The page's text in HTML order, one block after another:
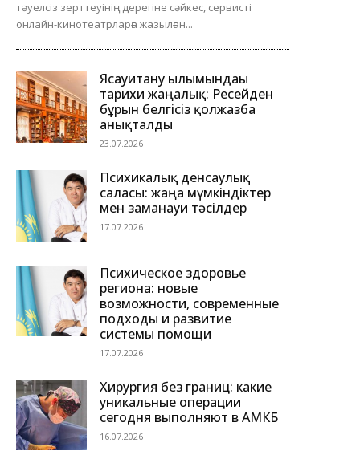
тәуелсіз зерттеуінің дерегіне сәйкес, сервисті
онлайн-кинотеатрларға жазылған...
Ясауитану ғылымындағы
тарихи жаңалық: Ресейден
бұрын белгісіз қолжазба
анықталды
23.07.2026
Психикалық денсаулық
саласы: жаңа мүмкіндіктер
мен заманауи тәсілдер
17.07.2026
Психическое здоровье
региона: новые
возможности, современные
подходы и развитие
системы помощи
17.07.2026
Хирургия без границ: какие
уникальные операции
сегодня выполняют в АМКБ
16.07.2026